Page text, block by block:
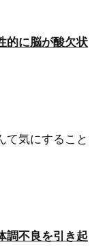
とダイエット効果が
みては？
的に脳が酸欠状
て気にすること
調不良を引き起